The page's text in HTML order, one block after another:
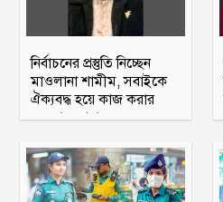
নির্বাচনের প্রস্তুতি নিচ্ছেন
মাওলানা শামীম, সবাইকে
ঐক্যবদ্ধ হয়ে কাজ করার
অহব্বান জানান